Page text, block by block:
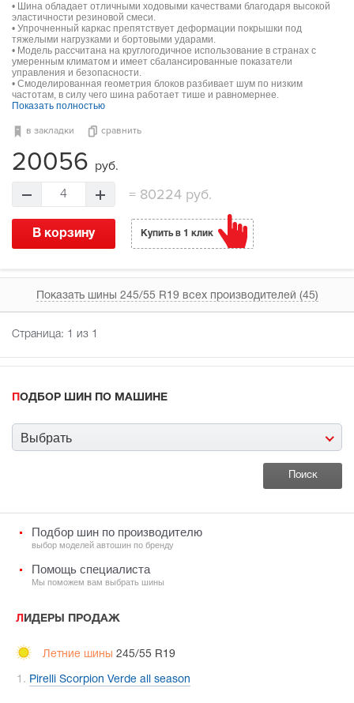
• Шина обладает отличными ходовыми качествами благодаря высокой
эластичности резиновой смеси.
• Упрочненный каркас препятствует деформации покрышки под
тяжелыми нагрузками и бортовыми ударами.
• Модель рассчитана на круглогодичное использование в странах с
умеренным климатом и имеет сбалансированные показатели
управления и безопасности.
• Смоделированная геометрия блоков разбивает шум по низким
частотам, в силу чего шина работает тише и равномернее.
Показать полностью
в закладки сравнить
20056 руб.
4 = 80224 руб.
В корзину Купить в 1 клик
Показать шины 245/55 R19 всех производителей (45)
Страница: 1 из 1
ПОДБОР ШИН ПО МАШИНЕ
Выбрать
Подбор шин по производителю
выбор моделей автошин по бренду
Помощь специалиста
Мы поможем вам выбрать шины
ЛИДЕРЫ ПРОДАЖ
Летние шины 245/55 R19
Pirelli Scorpion Verde all season